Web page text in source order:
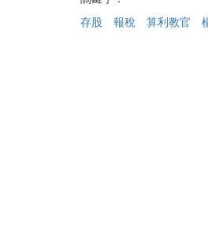
存股
報稅 算利教官